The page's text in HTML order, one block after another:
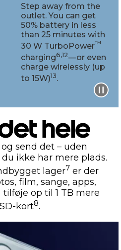
Step away from the
outlet. You can get
50% battery in less
than 25 minutes with
30 W TurboPower™
charging6,12—or even
charge wirelessly (up
to 15W)13.
hele
send det – uden
ikke har mere plads.
lager7 er der
film, sange, apps,
op til 1 TB mere
kort8.